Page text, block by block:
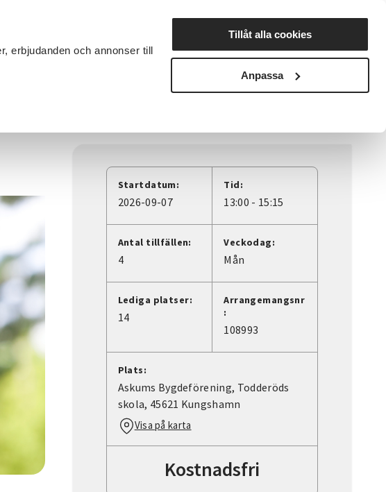
erbjudanden och annonser till
Tillåt alla cookies
Anpassa
Nyheter Avdelningar
Startdatum:
2026-09-07
Tid:
13:00 - 15:15
Antal tillfällen:
4
Veckodag:
Mån
Lediga platser:
14
Arrangemangsnr
:
108993
Plats:
Askums Bygdeförening, Todderöds
skola, 45621 Kungshamn
Visa på karta
Kostnadsfri